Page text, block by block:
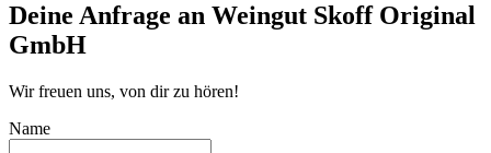
Deine Anfrage an Weingut Skoff Original
GmbH
Wir freuen uns, von dir zu hören!
Name